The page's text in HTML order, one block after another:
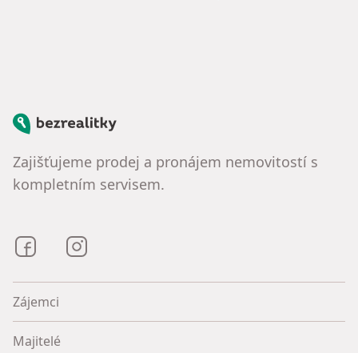
Bezrealitky
Zajišťujeme prodej a pronájem nemovitostí s
kompletním servisem.
Bezrealitky na Facebooku
Zájemci
Majitelé